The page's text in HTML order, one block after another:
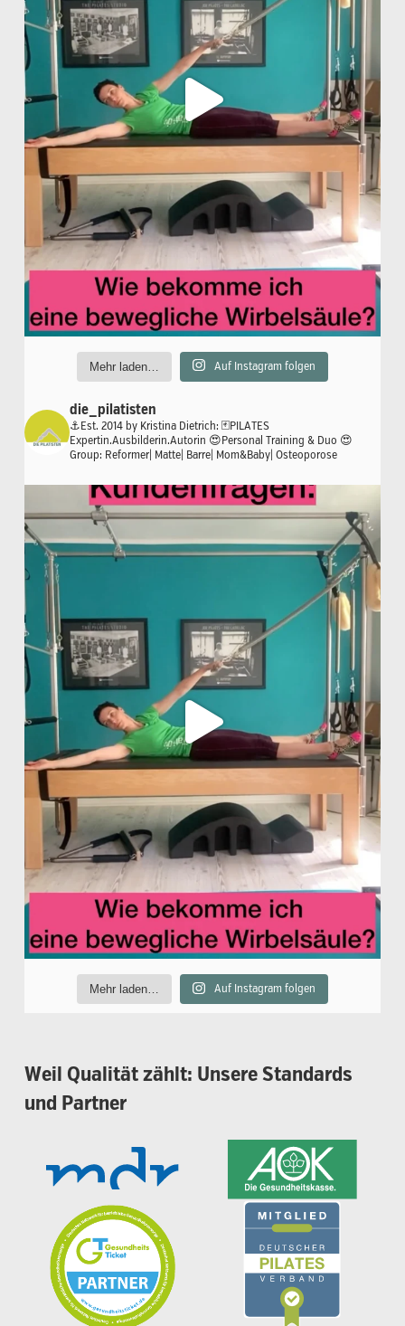
Mehr laden… Auf Instagram folgen
die_pilatisten
⚓️Est. 2014 by Kristina Dietrich: 🃏PILATES
Expertin.Ausbilderin.Autorin 😍Personal Training & Duo 😍
Group: Reformer| Matte| Barre| Mom&Baby| Osteoporose
Mehr laden… Auf Instagram folgen
Weil Qualität zählt: Unsere Standards
und Partner